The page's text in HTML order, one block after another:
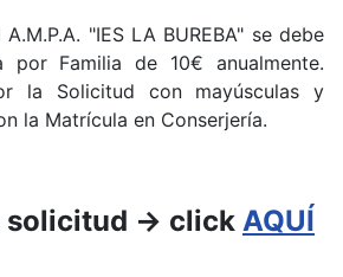
A.M.P.A. "IES LA BUREBA" se debe
por Familia de 10€ anualmente.
la Solicitud con mayúsculas y
la Matrícula en Conserjería.
solicitud -> click AQUÍ